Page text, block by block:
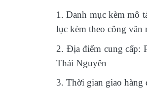
1. Danh mục kèm mô
lục kèm theo công văn
2. Địa điểm cung cấp:
Thái Nguyên
3. Thời gian giao